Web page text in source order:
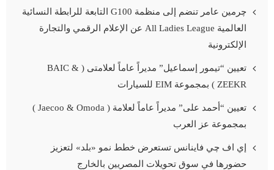
چرمين عامر تنضم إلى منظمة G100 التابعة للرابطة النسائية
العالمية All Ladies League عن الإعلام الرقمي والتجارة
الإلكترونية
تعيين “تيمور إسماعيل” مديراً عاماً لعلامتى ( BAIC &
ZEEKR ) بمجموعة EIM للسيارات
تعيين “أحمد على” مديراً عاماً لعلامة ( Jaecoo & Omoda )
بمجموعة عز العرب
إي اف چي فاينانس تستعرض خطط نمو «بلد» لتعزيز
حضورها في سوق تحويلات المصريين بالخارج